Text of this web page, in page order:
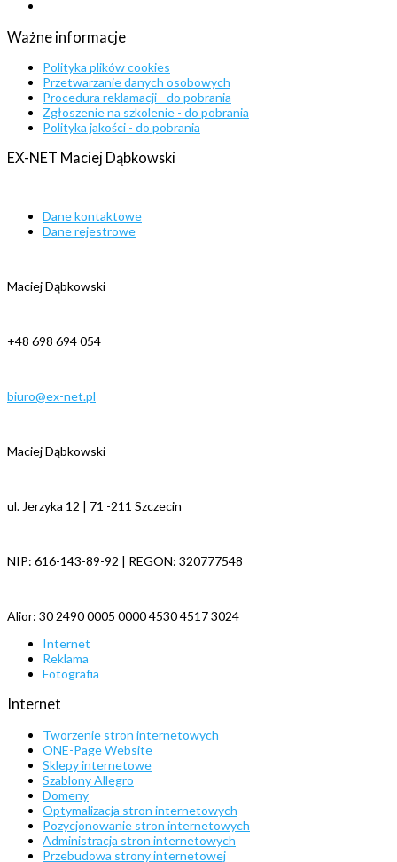
Ważne informacje
Polityka plików cookies
Przetwarzanie danych osobowych
Procedura reklamacji - do pobrania
Zgłoszenie na szkolenie - do pobrania
Polityka jakości - do pobrania
EX-NET Maciej Dąbkowski
Dane kontaktowe
Dane rejestrowe
Maciej Dąbkowski
+48 698 694 054
biuro@ex-net.pl
Maciej Dąbkowski
ul. Jerzyka 12 | 71 -211 Szczecin
NIP: 616-143-89-92 | REGON: 320777548
Alior: 30 2490 0005 0000 4530 4517 3024
Internet
Reklama
Fotografia
Internet
Tworzenie stron internetowych
ONE-Page Website
Sklepy internetowe
Szablony Allegro
Domeny
Optymalizacja stron internetowych
Pozycjonowanie stron internetowych
Administracja stron internetowych
Przebudowa strony internetowej